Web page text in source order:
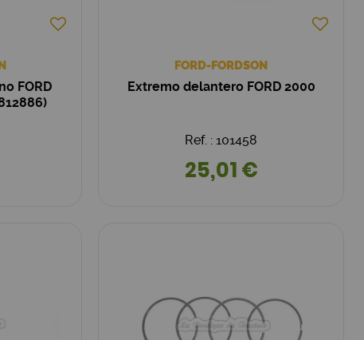
FORD
FORD-FORDSON
Extremo delantero FORD 2000
Ref. : 101458
25,01 €